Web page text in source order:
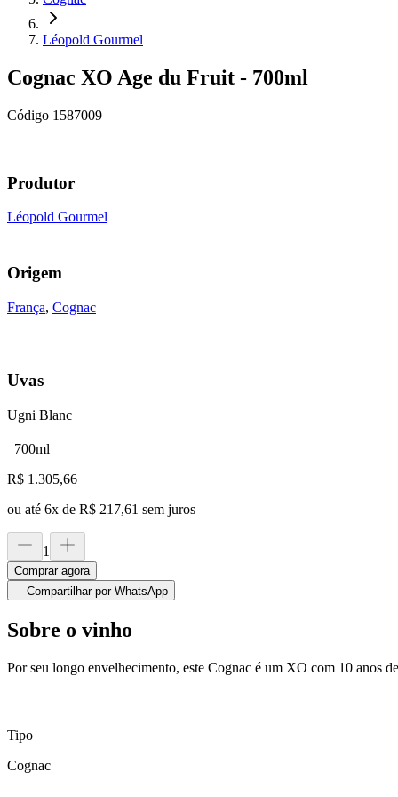
Léopold Gourmel
Cognac XO Age du Fruit - 700ml
Código 1587009
Produtor
Léopold Gourmel
Origem
França, Cognac
Uvas
Ugni Blanc
700ml
R$ 1.305,66
ou até 6x de R$ 217,61 sem juros
1
Comprar agora
Compartilhar por WhatsApp
Sobre o vinho
Por seu longo envelhecimento, este Cognac é um XO com 10 anos
Tipo
Cognac